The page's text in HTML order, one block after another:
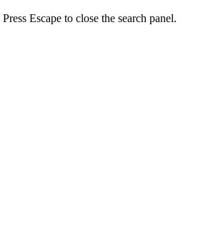
Press Escape to close the search panel.